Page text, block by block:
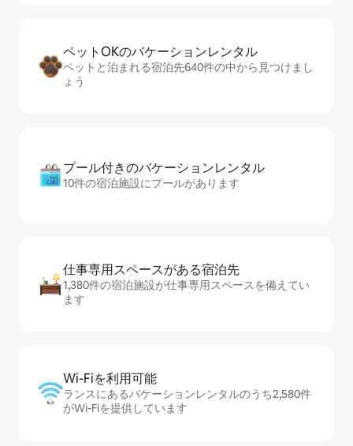
ペットOKのバ⁠ケ⁠ー⁠シ⁠ョ⁠ンレ⁠ン⁠タ⁠ル
ペットと泊まれる宿泊先640件の中から見つけまし
ょう
プール付きのバ⁠ケ⁠ー⁠シ⁠ョ⁠ンレ⁠ン⁠タ⁠ル
10件の宿泊施設にプールがあります
仕事専用ス⁠ペ⁠ー⁠スがあ⁠る宿⁠泊⁠先
1,380件の宿泊施設が仕事専用スペースを備えてい
ます
Wi-Fiを利⁠用⁠可⁠能
ランスにあるバケーションレンタルのうち2,580件
がWi-Fiを提供しています